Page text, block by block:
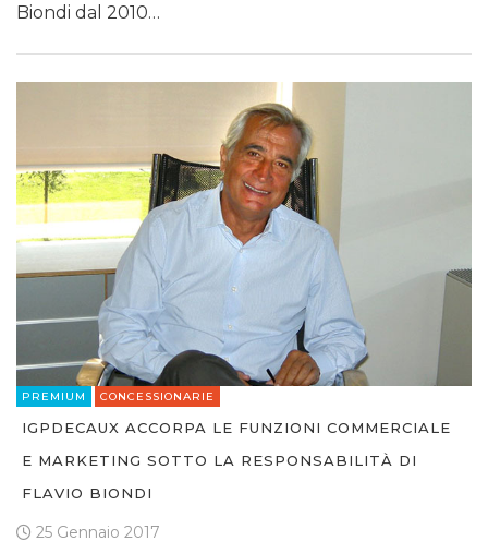
Biondi dal 2010…
PREMIUM CONCESSIONARIE
IGPDECAUX ACCORPA LE FUNZIONI COMMERCIALE
E MARKETING SOTTO LA RESPONSABILITÀ DI
FLAVIO BIONDI
25 Gennaio 2017